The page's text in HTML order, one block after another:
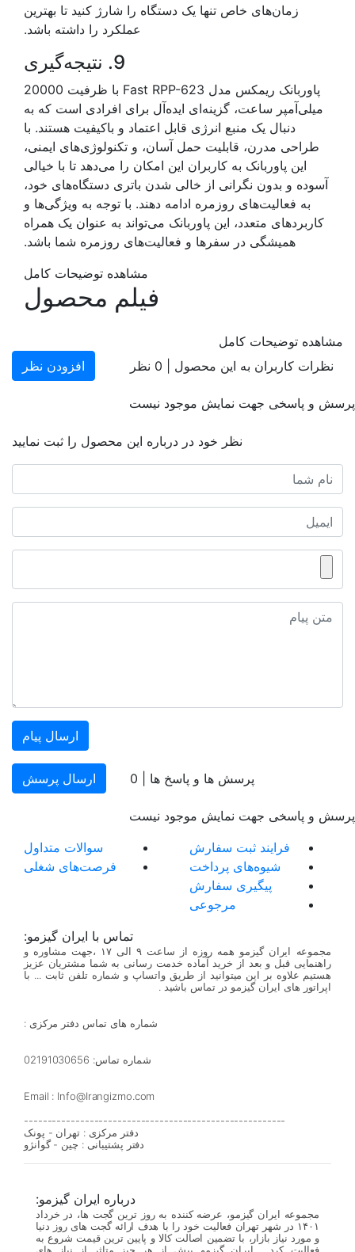
زمان‌های خاص تنها یک دستگاه را شارژ کنید تا بهترین
عملکرد را داشته باشد.
9. نتیجه‌گیری
پاوربانک ریمکس مدل Fast RPP-623 با ظرفیت 20000
میلی‌آمپر ساعت، گزینه‌ای ایده‌آل برای افرادی است که به
دنبال یک منبع انرژی قابل اعتماد و باکیفیت هستند. با
طراحی مدرن، قابلیت حمل آسان، و تکنولوژی‌های ایمنی،
این پاوربانک به کاربران این امکان را می‌دهد تا با خیالی
آسوده و بدون نگرانی از خالی شدن باتری دستگاه‌های خود،
به فعالیت‌های روزمره ادامه دهند. با توجه به ویژگی‌ها و
کاربردهای متعدد، این پاوربانک می‌تواند به عنوان یک همراه
همیشگی در سفرها و فعالیت‌های روزمره شما باشد.
مشاهده توضیحات کامل
فیلم محصول
مشاهده توضیحات کامل
نظرات کاربران به این محصول | 0 نظر افزودن نظر
پرسش و پاسخی جهت نمایش موجود نیست
نظر خود در درباره این محصول را ثبت نمایید
ارسال پیام
پرسش ها و پاسخ ها | 0 ارسال پرسش
پرسش و پاسخی جهت نمایش موجود نیست
فرایند ثبت سفارش
شیوه‌های پرداخت
پیگیری سفارش
مرجوعی
سوالات متداول
فرصت‌های شغلی
تماس با ایران گیزمو:
مجموعه ایران گیزمو همه روزه از ساعت ۹ الی ۱۷ ،جهت مشاوره و
راهنمایی قبل و بعد از خرید آماده خدمت رسانی به شما مشتریان عزیز
هستیم علاوه بر این میتوانید از طریق واتساپ و شماره تلفن ثابت ... با
اپراتور های ایران گیزمو در تماس باشید .
شماره های تماس دفتر مرکزی :
شماره تماس: 02191030656
Email : Info@Irangizmo.com
--------------------------------------------------------
دفتر مرکزی : تهران - پونک
دفتر پشتیبانی : چین - گوانژو
درباره ایران گیزمو:
مجموعه ایران گیزمو، عرضه کننده به روز ترین گجت ها، در خرداد
۱۴۰۱ در شهر تهران فعالیت خود را با هدف ارائه گجت های روز دنیا
و مورد نیاز بازار، با تضمین اصالت کالا و پایین ترین قیمت شروع به